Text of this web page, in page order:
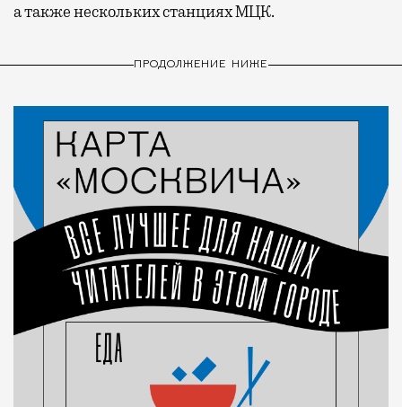
а также нескольких станциях МЦК.
ПРОДОЛЖЕНИЕ НИЖЕ